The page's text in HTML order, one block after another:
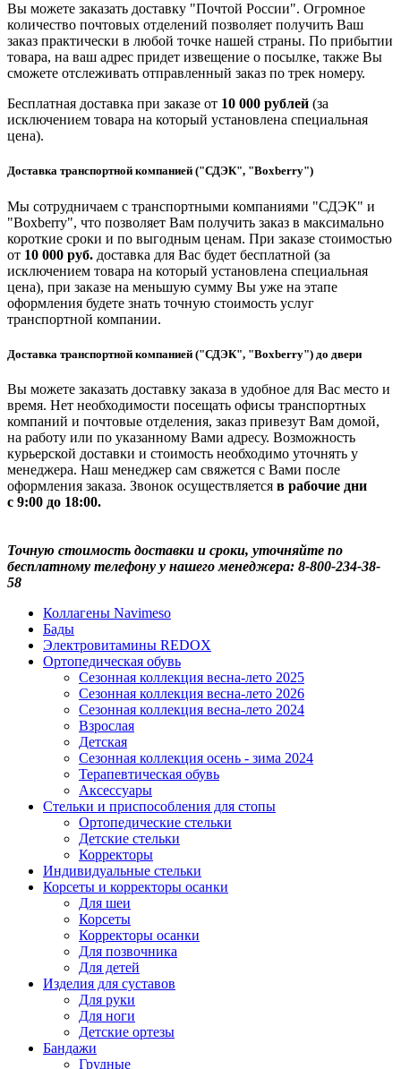
Вы можете заказать доставку "Почтой России". Огромное
количество почтовых отделений позволяет получить Ваш
заказ практически в любой точке нашей страны. По прибытии
товара, на ваш адрес придет извещение о посылке, также Вы
сможете отслеживать отправленный заказ по трек номеру.
Бесплатная доставка при заказе от 10 000 рублей (за
исключением товара на который установлена специальная
цена).
Доставка транспортной компанией ("СДЭК", "Boxberry")
Мы сотрудничаем с транспортными компаниями "СДЭК" и
"Boxberry", что позволяет Вам получить заказ в максимально
короткие сроки и по выгодным ценам. При заказе стоимостью
от 10 000 руб. доставка для Вас будет бесплатной (за
исключением товара на который установлена специальная
цена), при заказе на меньшую сумму Вы уже на этапе
оформления будете знать точную стоимость услуг
транспортной компании.
Доставка транспортной компанией ("СДЭК", "Boxberry") до двери
Вы можете заказать доставку заказа в удобное для Вас место и
время. Нет необходимости посещать офисы транспортных
компаний и почтовые отделения, заказ привезут Вам домой,
на работу или по указанному Вами адресу. Возможность
курьерской доставки и стоимость необходимо уточнять у
менеджера. Наш менеджер сам свяжется с Вами после
оформления заказа. Звонок осуществляется в рабочие дни
с 9:00 до 18:00.
Точную стоимость доставки и сроки, уточняйте по
бесплатному телефону у нашего менеджера: 8-800-234-38-
58
Коллагены Navimeso
Бады
Электровитамины REDOX
Ортопедическая обувь
Сезонная коллекция весна-лето 2025
Сезонная коллекция весна-лето 2026
Сезонная коллекция весна-лето 2024
Взрослая
Детская
Сезонная коллекция осень - зима 2024
Терапевтическая обувь
Аксессуары
Стельки и приспособления для стопы
Ортопедические стельки
Детские стельки
Корректоры
Индивидуальные стельки
Корсеты и корректоры осанки
Для шеи
Корсеты
Корректоры осанки
Для позвочника
Для детей
Изделия для суставов
Для руки
Для ноги
Детские ортезы
Бандажи
Грудные